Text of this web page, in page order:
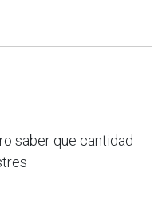
saber que cantidad